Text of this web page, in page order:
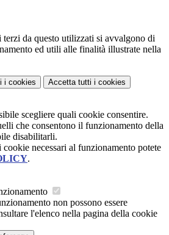
da questo utilizzati si avvalgono di
ed utili alle finalità illustrate nella
i cookies Accetta tutti i cookies
scegliere quali cookie consentire.
che consentono il funzionamento della
disabilitarli.
necessari al funzionamento potete
.
non possono essere
l'elenco nella pagina della cookie